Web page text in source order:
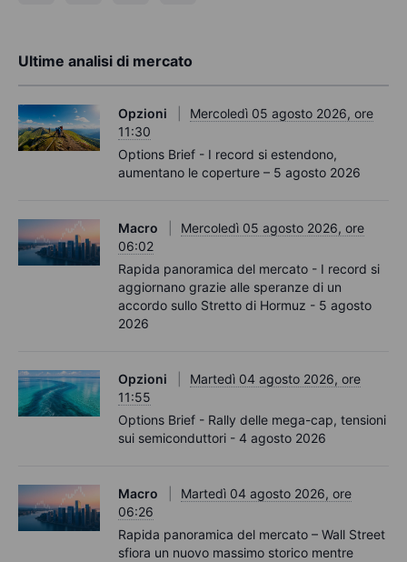
Ultime analisi di mercato
Opzioni
Mercoledì 05 agosto 2026, ore
11:30
Options Brief - I record si estendono,
aumentano le coperture – 5 agosto 2026
Macro
Mercoledì 05 agosto 2026, ore
06:02
Rapida panoramica del mercato - I record si
aggiornano grazie alle speranze di un
accordo sullo Stretto di Hormuz - 5 agosto
2026
Opzioni
Martedì 04 agosto 2026, ore
11:55
Options Brief - Rally delle mega-cap, tensioni
sui semiconduttori - 4 agosto 2026
Macro
Martedì 04 agosto 2026, ore
06:26
Rapida panoramica del mercato – Wall Street
sfiora un nuovo massimo storico mentre